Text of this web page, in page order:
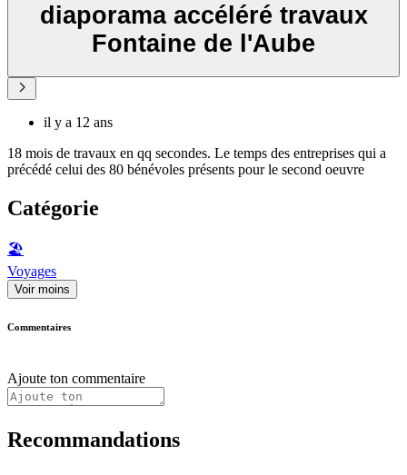
diaporama accéléré travaux
Fontaine de l'Aube
il y a 12 ans
18 mois de travaux en qq secondes. Le temps des entreprises qui a
précédé celui des 80 bénévoles présents pour le second oeuvre
Catégorie
🏖
Voyages
Voir moins
Commentaires
Ajoute ton commentaire
Recommandations